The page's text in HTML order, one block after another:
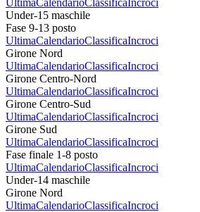
Under-15 maschile
Fase 9-13 posto
UltimaCalendarioClassificaIncroci
Girone Nord
UltimaCalendarioClassificaIncroci
Girone Centro-Nord
UltimaCalendarioClassificaIncroci
Girone Centro-Sud
UltimaCalendarioClassificaIncroci
Girone Sud
UltimaCalendarioClassificaIncroci
Fase finale 1-8 posto
UltimaCalendarioClassificaIncroci
Under-14 maschile
Girone Nord
UltimaCalendarioClassificaIncroci